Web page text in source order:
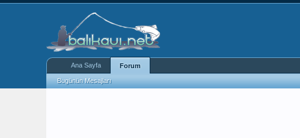
Ana Sayfa Forum
Bugünün Mesajları